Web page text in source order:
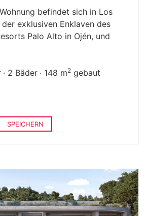
befindet sich in Los
exklusiven Enklaven des
Palo Alto in Ojén, und
2 Bäder 148 m2 gebaut
SPEICHERN